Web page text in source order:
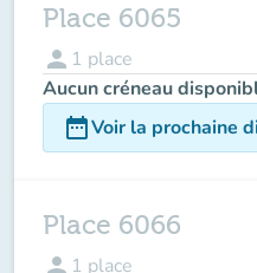
Place 6065
person 1 place
Aucun créneau
date_rangeVoir la prochaine
Place 6066
person 1 place